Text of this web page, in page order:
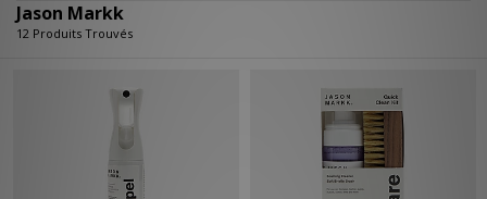
Jason Markk
12 Produits Trouvés